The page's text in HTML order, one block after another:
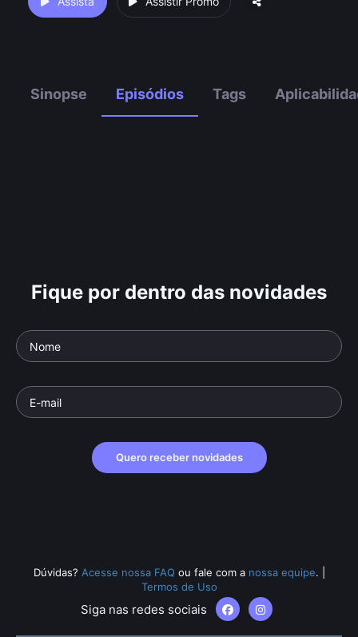
Sinopse Episódios Tags
Fique por dentro das novidades
Quero receber novidades
Dúvidas? Acesse nossa FAQ ou fale com a nossa equipe.
Termos de Uso
Siga nas redes sociais